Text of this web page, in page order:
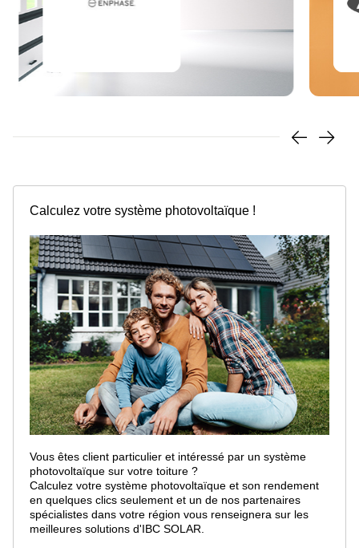
Calculez votre système photovoltaïque !
Vous êtes client particulier et intéressé par un système
photovoltaïque sur votre toiture ?
Calculez votre système photovoltaïque et son rendement
en quelques clics seulement et un de nos partenaires
spécialistes dans votre région vous renseignera sur les
meilleures solutions d'IBC SOLAR.